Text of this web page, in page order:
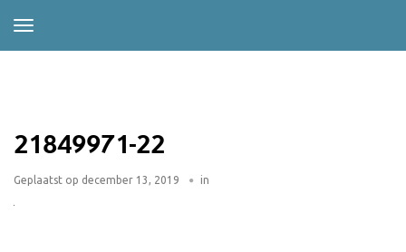
21849971-22
Geplaatst op december 13, 2019 in